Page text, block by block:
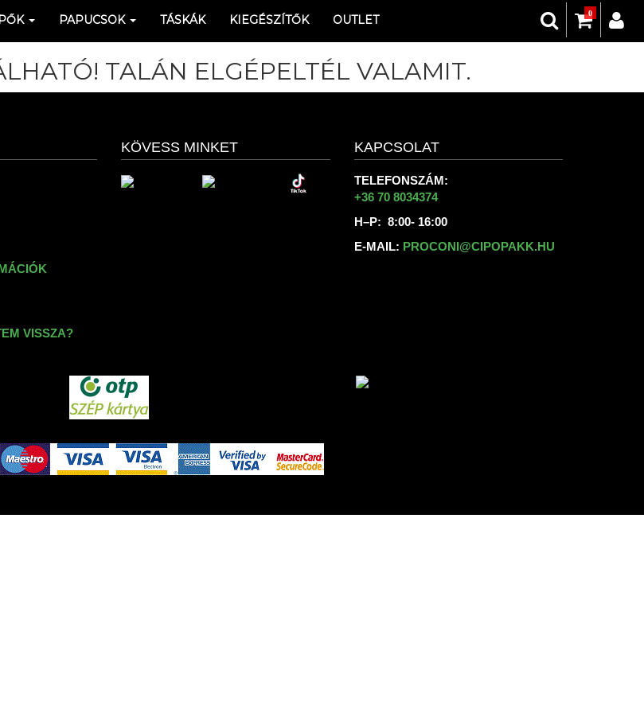
0
PAPUCSOK TÁSKÁK KIEGÉSZÍTŐK OUTLET
TALÁN ELGÉPELTÉL VALAMIT.
VISSZA?
KÖVESS MINKET KAPCSOLAT
TELEFONSZÁM:
+36 70 8034374
H–P: 8:00- 16:00
E-MAIL: PROCONI@CIPOPAKK.HU